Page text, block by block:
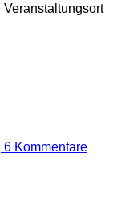
Veranstaltungsort
6 Kommentare